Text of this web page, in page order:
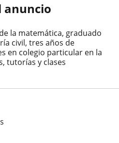
anuncio
la matemática, graduado
civil, tres años de
en colegio particular en la
tutorías y clases